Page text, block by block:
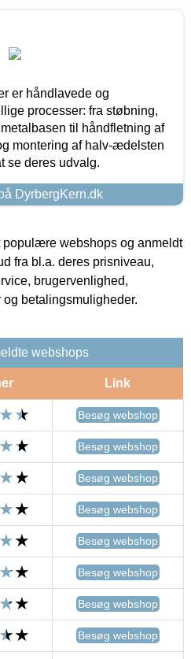
er håndlavede og
processer: fra støbning,
til håndfletning af
montering af halv-ædelsten
se deres udvalg.
DyrbergKern.dk
populære webshops og anmeldt
fra bl.a. deres prisniveau,
brugervenlighed,
betalingsmuligheder.
webshops
Link
Besøg webshop
Besøg webshop
Besøg webshop
Besøg webshop
Besøg webshop
Besøg webshop
Besøg webshop
Besøg webshop